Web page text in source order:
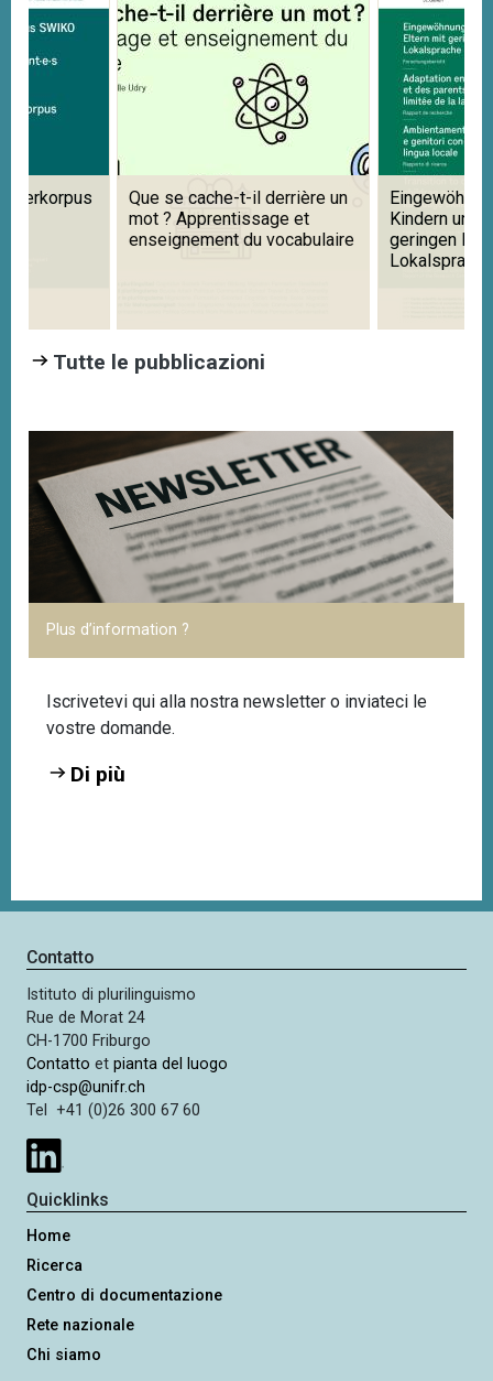
Que se cache-t-il derrière un
mot ? Apprentissage et
enseignement du vocabulaire
Kindern und
geringen
Lokalsprache
Tutte le pubblicazioni
Plus d’information ?
Iscrivetevi qui alla nostra newsletter o inviateci le
vostre domande.
Di più
Contatto
Istituto di plurilinguismo
Rue de Morat 24
CH-1700 Friburgo
Contatto etpianta del luogo
idp-csp@unifr.ch
Tel +41 (0)26 300 67 60
Quicklinks
Home
Ricerca
Centro di documentazione
Rete nazionale
Chi siamo